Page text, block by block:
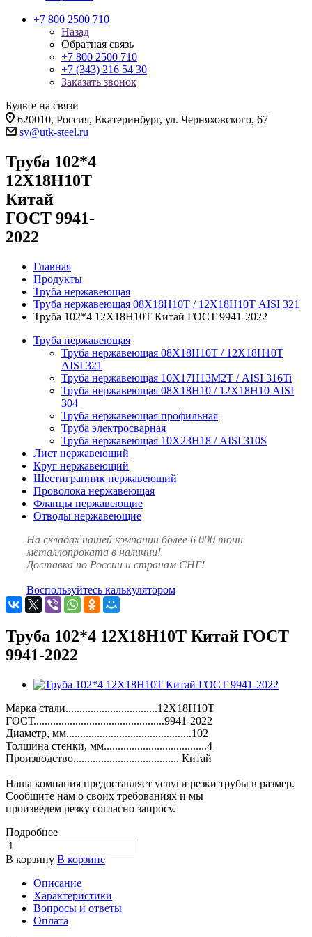
+7 800 2500 710
Назад
Обратная связь
+7 800 2500 710
+7 (343) 216 54 30
Заказать звонок
Будьте на связи
620010, Россия, Екатеринбург, ул. Черняховского, 67
sv@utk-steel.ru
Труба 102*4
12Х18Н10Т
Китай
ГОСТ 9941-
2022
Главная
Продукты
Труба нержавеющая
Труба нержавеющая 08Х18Н10Т / 12Х18Н10Т AISI 321
Труба 102*4 12Х18Н10Т Китай ГОСТ 9941-2022
Труба нержавеющая
Труба нержавеющая 08Х18Н10Т / 12Х18Н10Т
AISI 321
Труба нержавеющая 10Х17Н13М2Т / AISI 316Ti
Труба нержавеющая 08Х18Н10 / 12Х18Н10 AISI
304
Труба нержавеющая профильная
Труба электросварная
Труба нержавеющая 10Х23Н18 / AISI 310S
Лист нержавеющий
Круг нержавеющий
Шестигранник нержавеющий
Проволока нержавеющая
Фланцы нержавеющие
Отводы нержавеющие
На складах нашей компании более 6 000 тонн
металлопроката в наличии!
Доставка по России и странам СНГ!
Воспользуйтесь калькулятором
Труба 102*4 12Х18Н10Т Китай ГОСТ
9941-2022
Марка стали.................................12Х18Н10Т
ГОСТ...............................................9941-2022
Диаметр, мм.............................................102
Толщина стенки, мм.....................................4
Производство...................................... Китай
Наша компания предоставляет услуги резки трубы в размер.
Сообщите нам о своих требованиях и мы
произведем резку согласно запросу.
Подробнее
В корзину В корзине
Описание
Характеристики
Вопросы и ответы
Оплата